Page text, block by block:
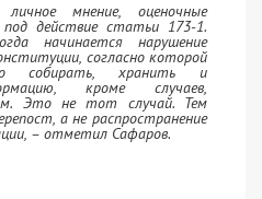
мнение, оценочные
действие статьи 173-1.
начинается нарушение
согласно которой
собирать, хранить и
кроме случаев,
Это не тот случай. Тем
а не распространение
– отметил Сафаров.